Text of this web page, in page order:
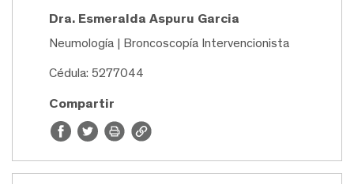
Dra. Esmeralda Aspuru Garcia
Neumología | Broncoscopía Intervencionista
Cédula: 5277044
Compartir